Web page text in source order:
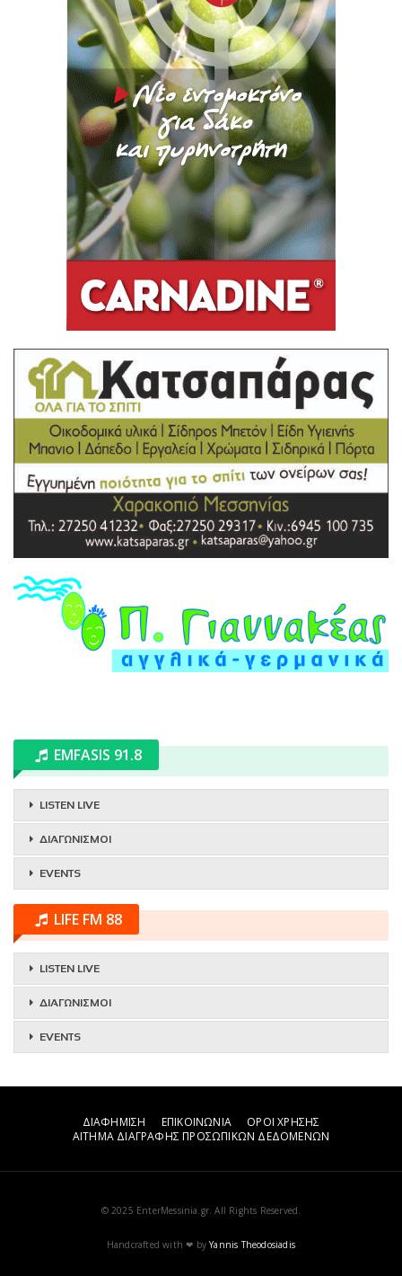
EMFASIS 91.8
LISTEN LIVE
ΔΙΑΓΩΝΙΣΜΟΙ
EVENTS
LIFE FM 88
LISTEN LIVE
ΔΙΑΓΩΝΙΣΜΟΙ
EVENTS
ΔΙΑΦΗΜΙΣΗ ΕΠΙΚΟΙΝΩΝΙΑ
ΟΡΟΙ ΧΡΗΣΗΣ
ΑΙΤΗΜΑ ΔΙΑΓΡΑΦΗΣ ΠΡΟΣΩΠΙΚΩΝ ΔΕΔΟΜΕΝΩΝ
© 2025 EnterMessinia.gr. All Rights Reserved.
Handcrafted with ❤ byYannis Theodosiadis